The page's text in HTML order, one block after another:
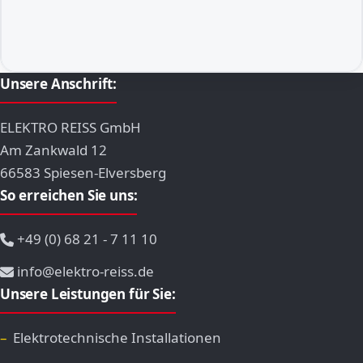
Unsere Anschrift:
ELEKTRO REISS GmbH
Am Zankwald 12
66583 Spiesen-Elversberg
So erreichen Sie uns:
+49 (0) 68 21 - 7 11 10
info@elektro-reiss.de
Unsere Leistungen für Sie:
Elektrotechnische Installationen